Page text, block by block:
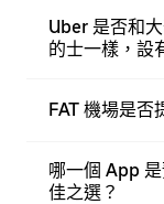
Uber 是否和
的士一樣，設
FAT 機場是否
哪一個 App
佳之選？